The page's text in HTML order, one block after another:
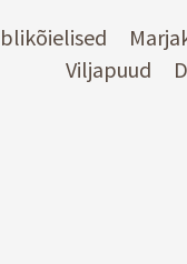
Viljapuud